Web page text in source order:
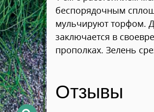
беспорядочным
мульчируют торфом.
заключается в
прополках. Зелень
Отзывы